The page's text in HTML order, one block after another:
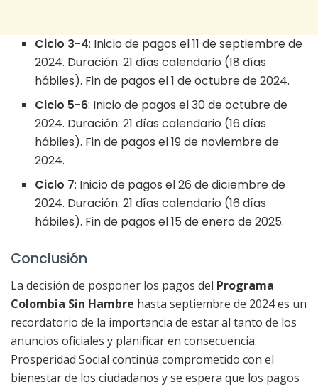
Ciclo 3-4: Inicio de pagos el 11 de septiembre de
2024. Duración: 21 días calendario (18 días
hábiles). Fin de pagos el 1 de octubre de 2024.
Ciclo 5-6: Inicio de pagos el 30 de octubre de
2024. Duración: 21 días calendario (16 días
hábiles). Fin de pagos el 19 de noviembre de
2024.
Ciclo 7: Inicio de pagos el 26 de diciembre de
2024. Duración: 21 días calendario (16 días
hábiles). Fin de pagos el 15 de enero de 2025.
Conclusión
La decisión de posponer los pagos del Programa
Colombia Sin Hambre hasta septiembre de 2024 es un
recordatorio de la importancia de estar al tanto de los
anuncios oficiales y planificar en consecuencia.
Prosperidad Social continúa comprometido con el
bienestar de los ciudadanos y se espera que los pagos